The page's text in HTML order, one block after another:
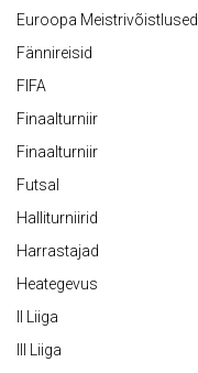
Euroopa Meistrivõistlused
Fännireisid
FIFA
Finaalturniir
Finaalturniir
Futsal
Halliturniirid
Harrastajad
Heategevus
II Liiga
III Liiga